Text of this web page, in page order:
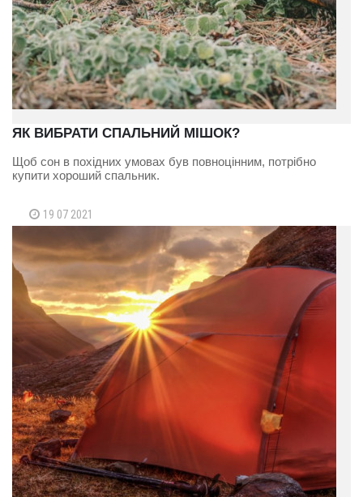
ЯК ВИБРАТИ СПАЛЬНИЙ МІШОК?
Щоб сон в похідних умовах був повноцінним, потрібно
купити хороший спальник.
19 07 2021